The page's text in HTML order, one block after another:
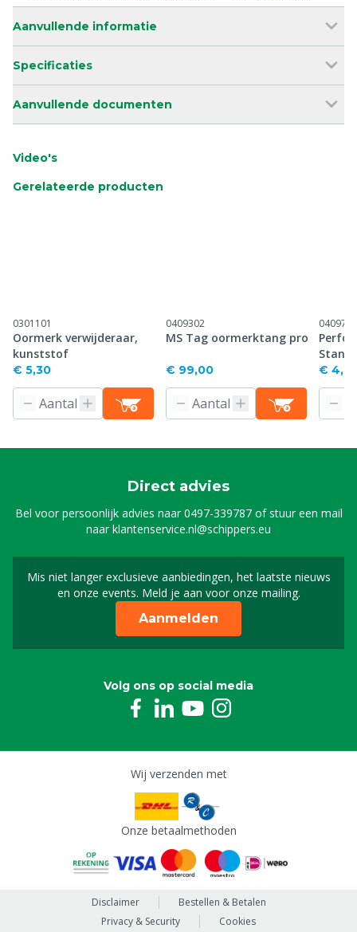
Aanvullende informatie
Specificaties
Aanvullende documenten
Video's
Gerelateerde producten
0301101
Oormerk verwijderaar,
kunststof
€ 5,30
0409302
MS Tag oormerktang pro
€ 99,00
0409716
€ 4,61
Direct advies
Bel voor persoonlijk advies naar0497-339787of stuur een mail
naarklantenservice.nl@schippers.eu
Mis niet langer exclusieve aanbiedingen, het laatste nieuws
en onze events. Meld je aan voor onze mailing.
Schrijf je in voor onze
Aanmelden
Volg ons op social media
Wij verzenden met
Onze betaalmethoden
Disclaimer
Bestellen & Betalen
Privacy & Security
Cookies